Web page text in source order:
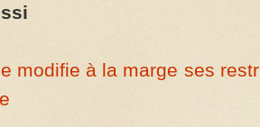
modifie à la marge ses